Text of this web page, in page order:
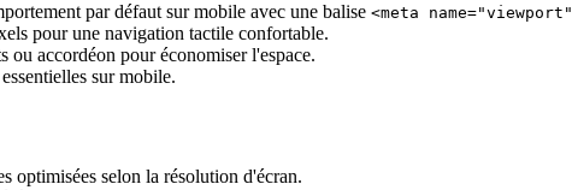
par défaut sur mobile avec une balise <meta
pour une navigation tactile confortable.
ou accordéon pour économiser l'espace.
sur mobile.
optimisées selon la résolution d'écran.